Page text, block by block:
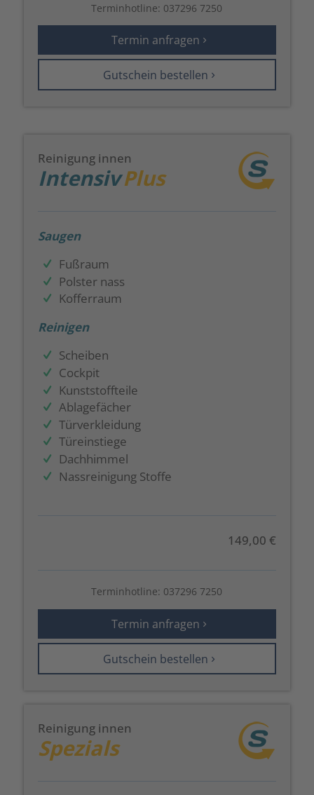
Terminhotline: 037296 7250
Termin anfragen
Gutschein bestellen
Reinigung innen
IntensivPlus
Saugen
Fußraum
Polster nass
Kofferraum
Reinigen
Scheiben
Cockpit
Kunststoffteile
Ablagefächer
Türverkleidung
Türeinstiege
Dachhimmel
Nassreinigung Stoffe
149,00 €
Terminhotline: 037296 7250
Termin anfragen
Gutschein bestellen
Reinigung innen
Spezials